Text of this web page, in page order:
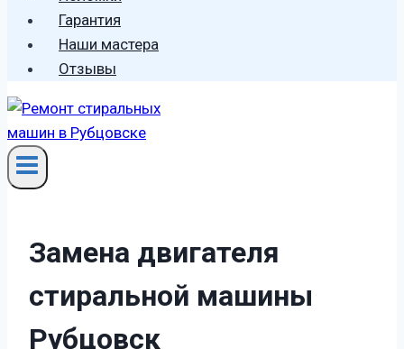
Гарантия
Наши мастера
Отзывы
Замена двигателя
стиральной машины
Рубцовск